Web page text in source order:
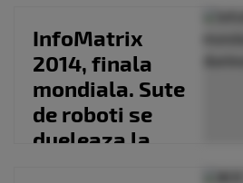
InfoMatrix
2014, finala
mondiala. Sute
de roboti se
dueleaza la